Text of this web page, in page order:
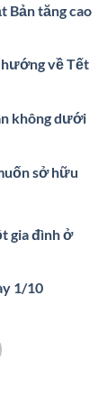
Bản tăng cao
về Tết
không dưới
sở hữu
gia đình ở
1/10